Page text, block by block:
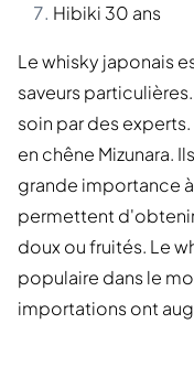
Hibiki 30 ans
Le whisky japonais
saveurs
soin par des
en chêne Mizunara.
grande importance
permettent
doux ou fruités. Le
populaire dans le
importations ont